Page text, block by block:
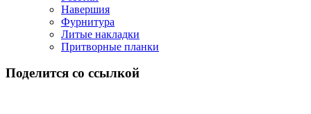
Навершия
Фурнитура
Литые накладки
Притворные планки
Поделится со ссылкой